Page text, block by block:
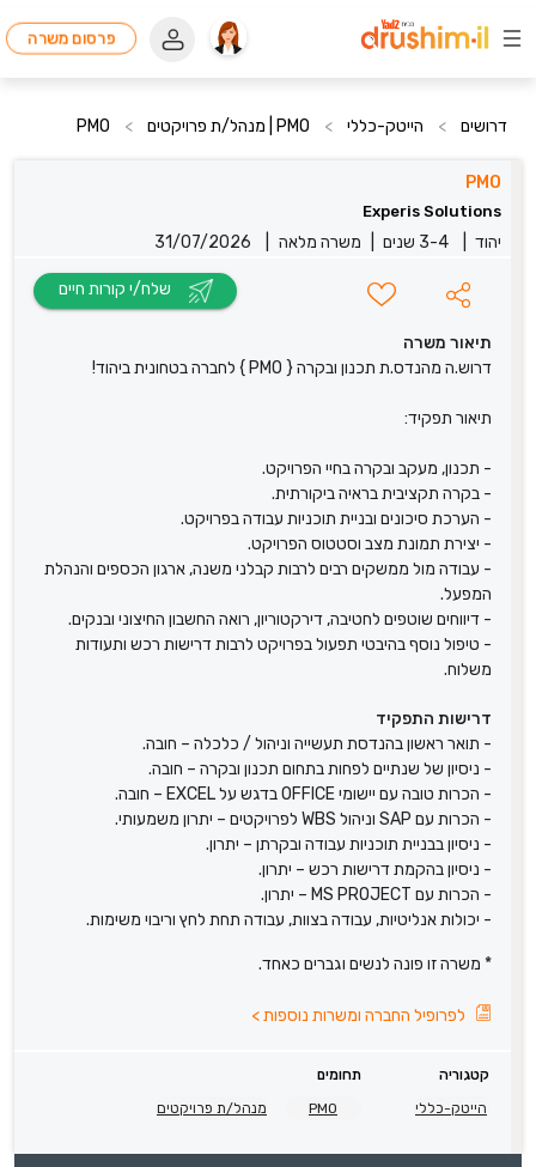
פרסום משרה
דרושים > הייטק-כללי > PMO | מנהל/ת פרויקטים >
PMO
PMO
Experis Solutions
יהוד 3-4 שנים משרה מלאה 31/07/2026
תיאור משרה
דרוש.ה מהנדס.ת תכנון ובקרה { PMO } לחברה בטחונית ביהוד!
תיאור תפקיד:
- תכנון, מעקב ובקרה בחיי הפרויקט.
- בקרה תקציבית בראיה ביקורתית.
- הערכת סיכונים ובניית תוכניות עבודה בפרויקט.
- יצירת תמונת מצב וסטטוס הפרויקט.
- עבודה מול ממשקים רבים לרבות קבלני משנה, ארגון הכספים והנהלת
המפעל.
- דיווחים שוטפים לחטיבה, דירקטוריון, רואה החשבון החיצוני ובנקים.
- טיפול נוסף בהיבטי תפעול בפרויקט לרבות דרישות רכש ותעודות
משלוח.
דרישות התפקיד
- תואר ראשון בהנדסת תעשייה וניהול / כלכלה – חובה.
- ניסיון של שנתיים לפחות בתחום תכנון ובקרה – חובה.
- הכרות טובה עם יישומי OFFICE בדגש על EXCEL – חובה.
- הכרות עם SAP וניהול WBS לפרויקטים – יתרון משמעותי.
- ניסיון בבניית תוכניות עבודה ובקרתן – יתרון.
- ניסיון בהקמת דרישות רכש – יתרון.
- הכרות עם MS PROJECT – יתרון.
- יכולות אנליטיות, עבודה בצוות, עבודה תחת לחץ וריבוי משימות.
* משרה זו פונה לנשים וגברים כאחד.
לפרופיל החברה ומשרות נוספות>
קטגוריה
תחומים
הייטק-כללי
PMO מנהל/ת פרויקטים